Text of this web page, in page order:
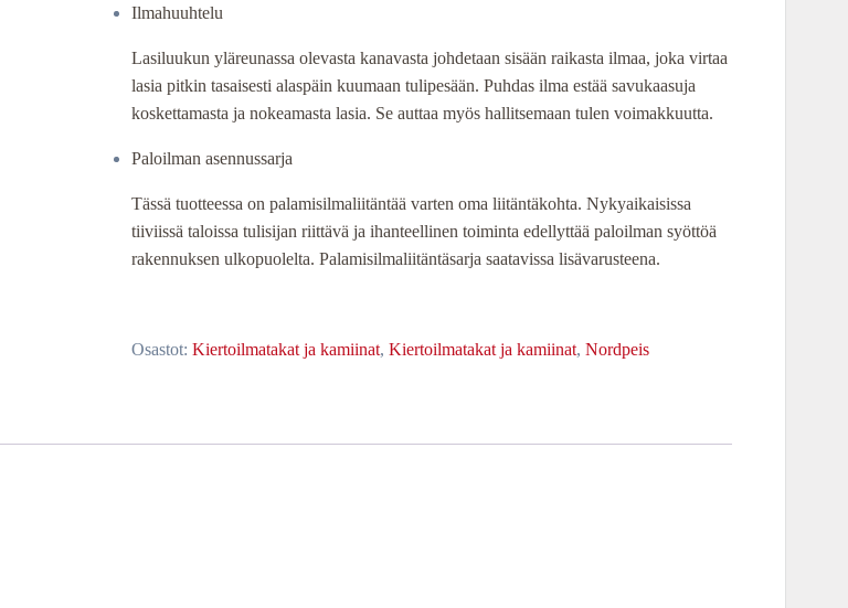
Ilmahuuhtelu
Lasiluukun yläreunassa olevasta kanavasta johdetaan sisään raikasta ilmaa, joka virtaa
lasia pitkin tasaisesti alaspäin kuumaan tulipesään. Puhdas ilma estää savukaasuja
koskettamasta ja nokeamasta lasia. Se auttaa myös hallitsemaan tulen voimakkuutta.
Paloilman asennussarja
Tässä tuotteessa on palamisilmaliitäntää varten oma liitäntäkohta. Nykyaikaisissa
tiiviissä taloissa tulisijan riittävä ja ihanteellinen toiminta edellyttää paloilman syöttöä
rakennuksen ulkopuolelta. Palamisilmaliitäntäsarja saatavissa lisävarusteena.
Osastot: Kiertoilmatakat ja kamiinat, Kiertoilmatakat ja kamiinat, Nordpeis